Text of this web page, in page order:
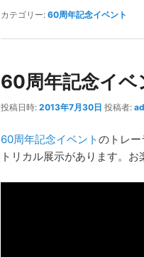
カテゴリー: 60周年記念イベント
60周年記念イベ
投稿日時: 2013年7月30日 投稿者:
60周年記念イベントのトレ
トリカル展示があります。お